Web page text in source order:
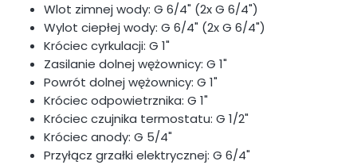
Wlot zimnej wody: G 6/4" (2x G 6/4")
Wylot ciepłej wody: G 6/4" (2x G 6/4")
Króciec cyrkulacji: G 1"
Zasilanie dolnej wężownicy: G 1"
Powrót dolnej wężownicy: G 1"
Króciec odpowietrznika: G 1"
Króciec czujnika termostatu: G 1/2"
Króciec anody: G 5/4"
Przyłącz grzałki elektrycznej: G 6/4"